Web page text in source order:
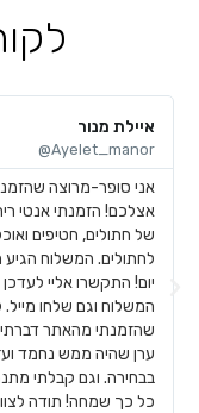
איילת מנור
Ayelet_manor@
אני סופר-מרוצה
אצלכם! הזמנתי אנטי
של חתולים, חטיפים
לחתולים. המשלוח הגיע
יום! התקשרו אליי לעדכן
המשלוח וגם שלחו מייל.
שהזמנתי מהאתר
ערן שהיה ממש נחמד
בבחירה. וגם קבלתי
כל כך שמחה! תודה